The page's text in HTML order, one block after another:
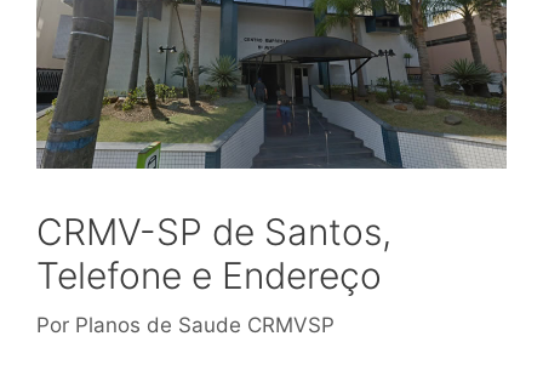
CRMV-SP de Santos,
Telefone e Endereço
Por Planos de Saude CRMVSP